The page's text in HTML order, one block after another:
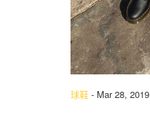
球鞋 - Mar 28, 2019